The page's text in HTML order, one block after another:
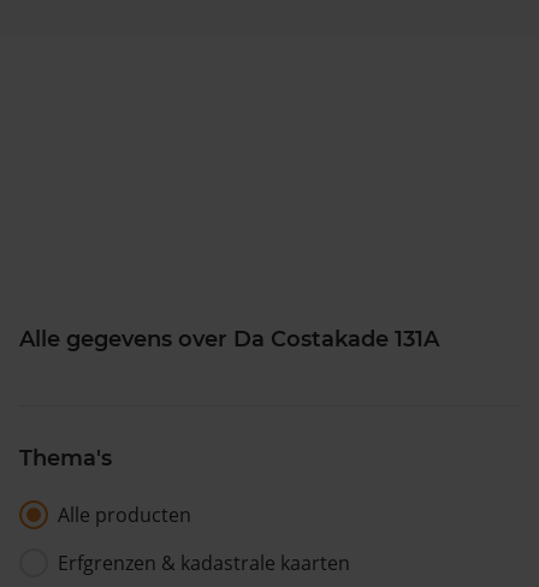
Alle gegevens over Da Costakade 131A
Thema's
Alle producten
Erfgrenzen & kadastrale kaarten